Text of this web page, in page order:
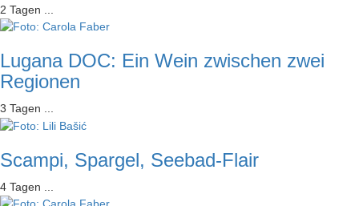
2 Tagen ...
Lugana DOC: Ein Wein zwischen zwei
Regionen
3 Tagen ...
Scampi, Spargel, Seebad-Flair
4 Tagen ...